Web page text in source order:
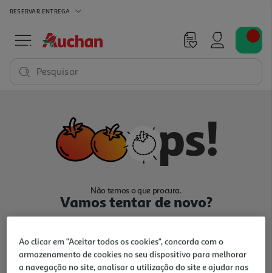
RESERVAR ENTREGA
Pesquisar
Não temos o que procura.
Vamos tentar de novo?
Ao clicar em "Aceitar todos os cookies", concorda com o
armazenamento de cookies no seu dispositivo para melhorar
a navegação no site, analisar a utilização do site e ajudar nas